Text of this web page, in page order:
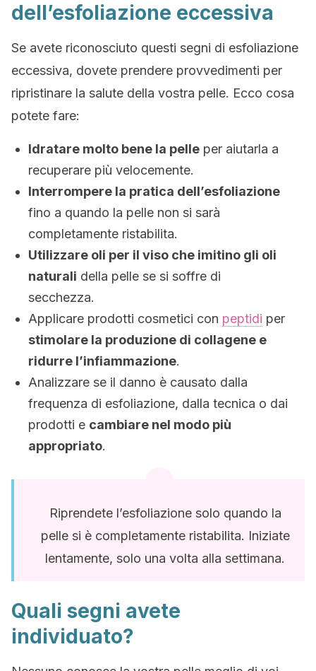
dell’esfoliazione eccessiva
Se avete riconosciuto questi segni di esfoliazione
eccessiva, dovete prendere provvedimenti per
ripristinare la salute della vostra pelle. Ecco cosa
potete fare:
Idratare molto bene la pelle per aiutarla a
recuperare più velocemente.
Interrompere la pratica dell’esfoliazione
fino a quando la pelle non si sarà
completamente ristabilita.
Utilizzare oli per il viso che imitino gli oli
naturali della pelle se si soffre di
secchezza.
Applicare prodotti cosmetici con peptidi per
stimolare la produzione di collagene e
ridurre l’infiammazione.
Analizzare se il danno è causato dalla
frequenza di esfoliazione, dalla tecnica o dai
prodotti e cambiare nel modo più
appropriato.
Riprendete l’esfoliazione solo quando la
pelle si è completamente ristabilita. Iniziate
lentamente, solo una volta alla settimana.
Quali segni avete
individuato?